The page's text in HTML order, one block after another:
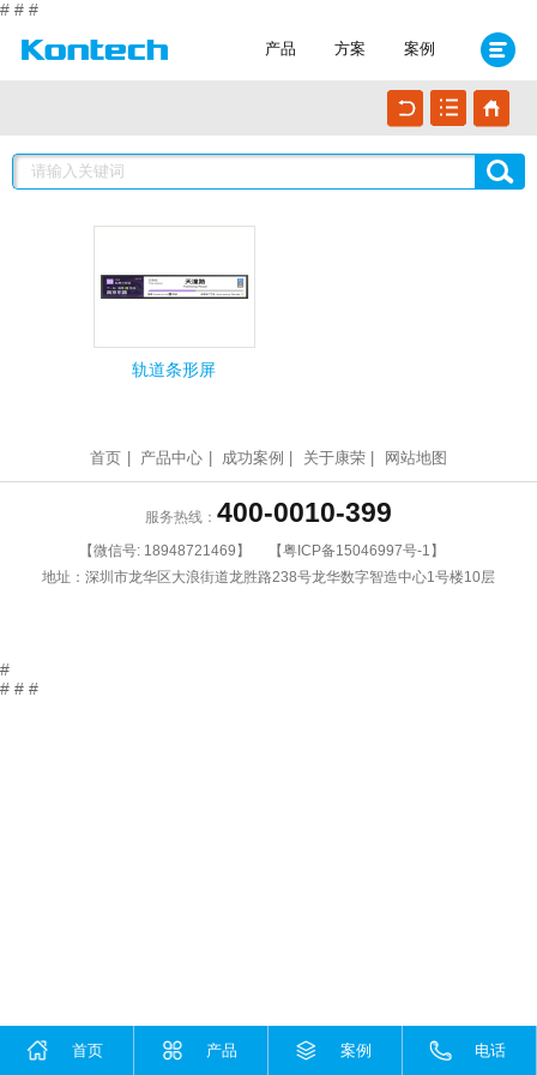
# # #
产品 方案 案例
轨道条形屏
首页 产品中心 成功案例 关于康荣 网站地图
服务热线： 400-0010-399
【微信号: 18948721469】 【粤ICP备15046997号-1 】
地址：深圳市龙华区大浪街道龙胜路238号龙华数字智造中心1号楼10层
首页 产品 案例 电话
#
# # #